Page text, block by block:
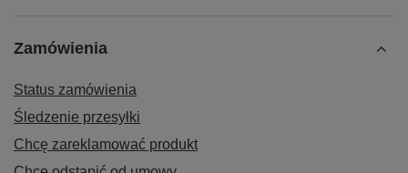
Zamówienia
Status zamówienia
Śledzenie przesyłki
Chcę zareklamować produkt